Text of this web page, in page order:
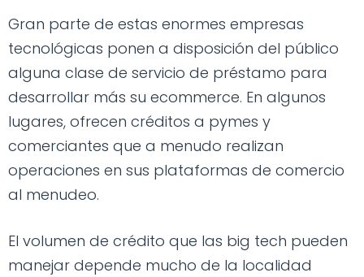
Gran parte de estas enormes empresas
tecnológicas ponen a disposición del público
alguna clase de servicio de préstamo para
desarrollar más su ecommerce. En algunos
lugares, ofrecen créditos a pymes y
comerciantes que a menudo realizan
operaciones en sus plataformas de comercio
al menudeo.
El volumen de crédito que las big tech pueden
manejar depende mucho de la localidad